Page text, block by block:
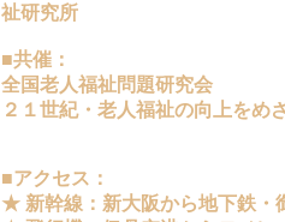
祉研究所
■共催：
全国老人福祉問題研究会
２１世紀・老人福祉の向上をめ
■アクセス：
★ 新幹線：新大阪から地下鉄・